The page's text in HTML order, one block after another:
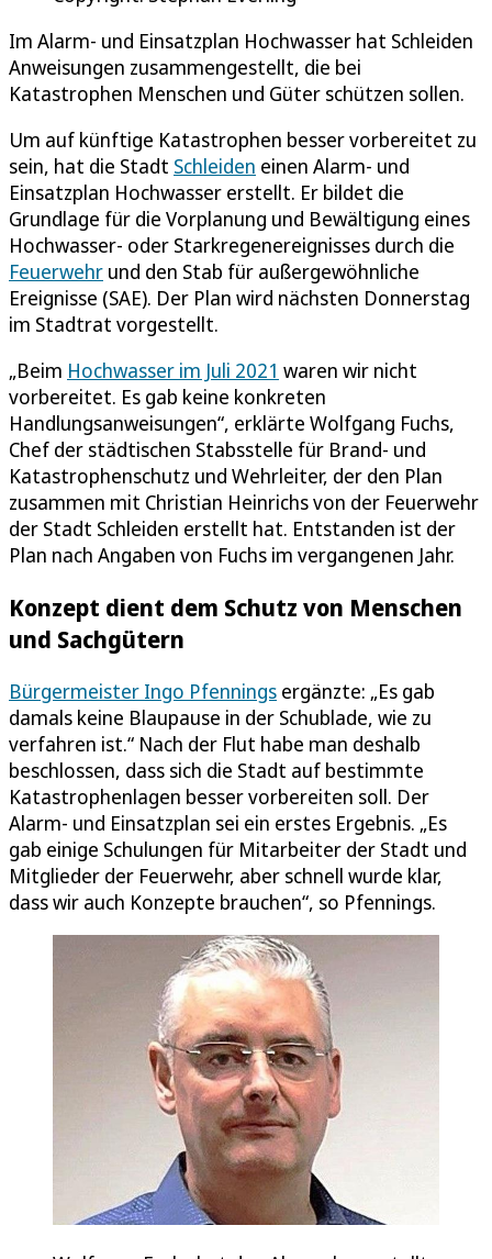
Im Alarm- und Einsatzplan Hochwasser hat Schleiden
Anweisungen zusammengestellt, die bei
Katastrophen Menschen und Güter schützen sollen.
Um auf künftige Katastrophen besser vorbereitet zu
sein, hat die Stadt Schleiden einen Alarm- und
Einsatzplan Hochwasser erstellt. Er bildet die
Grundlage für die Vorplanung und Bewältigung eines
Hochwasser- oder Starkregenereignisses durch die
Feuerwehr und den Stab für außergewöhnliche
Ereignisse (SAE). Der Plan wird nächsten Donnerstag
im Stadtrat vorgestellt.
„Beim Hochwasser im Juli 2021 waren wir nicht
vorbereitet. Es gab keine konkreten
Handlungsanweisungen“, erklärte Wolfgang Fuchs,
Chef der städtischen Stabsstelle für Brand- und
Katastrophenschutz und Wehrleiter, der den Plan
zusammen mit Christian Heinrichs von der Feuerwehr
der Stadt Schleiden erstellt hat. Entstanden ist der
Plan nach Angaben von Fuchs im vergangenen Jahr.
Konzept dient dem Schutz von Menschen
und Sachgütern
Bürgermeister Ingo Pfennings ergänzte: „Es gab
damals keine Blaupause in der Schublade, wie zu
verfahren ist.“ Nach der Flut habe man deshalb
beschlossen, dass sich die Stadt auf bestimmte
Katastrophenlagen besser vorbereiten soll. Der
Alarm- und Einsatzplan sei ein erstes Ergebnis. „Es
gab einige Schulungen für Mitarbeiter der Stadt und
Mitglieder der Feuerwehr, aber schnell wurde klar,
dass wir auch Konzepte brauchen“, so Pfennings.